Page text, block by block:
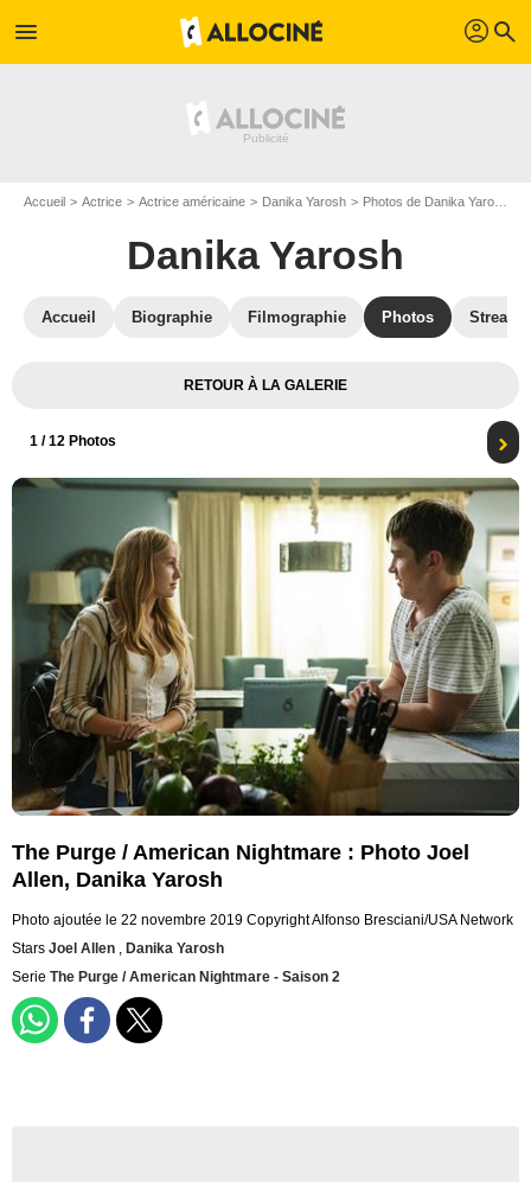
menu profil search
Accueil Actrice Actrice américaine Danika Yarosh Photos de Danika Yarosh
Danika Yarosh
Accueil Biographie Filmographie Photos
RETOUR À LA GALERIE
1 / 12 Photos
The Purge / American Nightmare : Photo Joel
Allen, Danika Yarosh
Photo ajoutée le 22 novembre 2019 Copyright Alfonso Bresciani/USA Network
Stars Joel Allen , Danika Yarosh
Serie The Purge / American Nightmare - Saison 2